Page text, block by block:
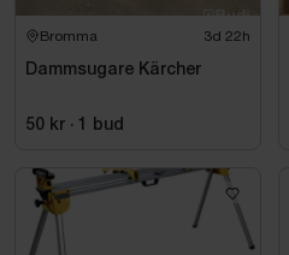
Bromma 3d 22h
Dammsugare Kärcher
50 kr · 1 bud